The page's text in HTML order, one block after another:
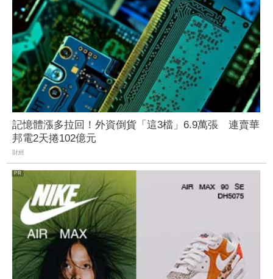
記憶體漲多拉回！外資倒貨「這3檔」6.9萬張 連賣華
邦電2天捲102億元
財經